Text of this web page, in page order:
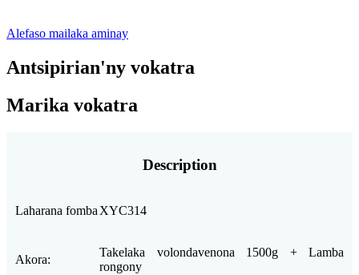
Alefaso mailaka aminay
Antsipirian'ny vokatra
Marika vokatra
Description
Laharana fomba XYC314
Akora:
Takelaka volondavenona 1500g + Lamba
rongony